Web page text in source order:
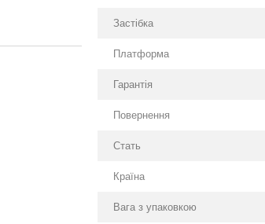
Застібка
Платформа
Гарантія
Повернення
Стать
Країна
Вага з упаковкою